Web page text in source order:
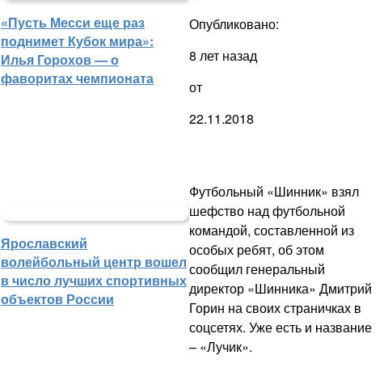
«Пусть Месси еще раз
поднимет Кубок мира»:
Илья Горохов — о
фаворитах чемпионата
Ярославский
волейбольный центр вошел
в число лучших спортивных
объектов России
Опубликовано:
8 лет назад
от
22.11.2018
Футбольный «Шинник» взял
шефство над футбольной
командой, составленной из
особых ребят, об этом
сообщил генеральный
директор «Шинника» Дмитрий
Горин на своих страничках в
соцсетях. Уже есть и название
– «Лучик».